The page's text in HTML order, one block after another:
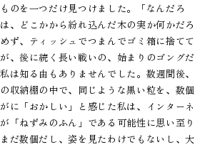
のを一つだけ見つけました。「なんだろ
、どこかから紛れ込んだ木の実か何かだろ
ず、ティッシュでつまんでゴミ箱に捨てて
、後に続く長い戦いの、始まりのゴングだ
は知る由もありませんでした。数週間後、
収納棚の中で、同じような黒い粒を、数個
に「おかしい」と感じた私は、インターネ
「ねずみのふん」である可能性に思い至り
だ数個だし、姿を見たわけでもないし、大